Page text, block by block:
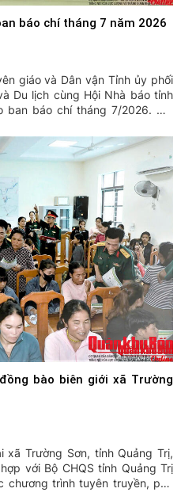
báo chí tháng 7 năm 2026
giáo và Dân vận Tỉnh ủy phối
Du lịch cùng Hội Nhà báo tỉnh
báo chí tháng 7/2026. Hội
đoạn tới.
bào biên giới xã Trường
Trường Sơn, tỉnh Quảng Trị,
với Bộ CHQS tỉnh Quảng Trị
trình tuyên truyền, phổ